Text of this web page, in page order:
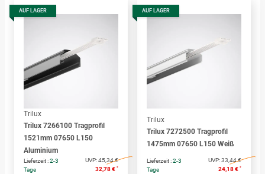
AUF LAGER
Trilux
Trilux 7266100 Tragprofil
1521mm 07650 L150
Aluminium
Lieferzeit :2-3
Tage
UVP:45,34 €
32,78 € *
AUF LAGER
Trilux
Trilux 7272500 Tragprofil
1475mm 07650 L150 Weiß
Lieferzeit :2-3
Tage
UVP:33,44 €
24,18 € *